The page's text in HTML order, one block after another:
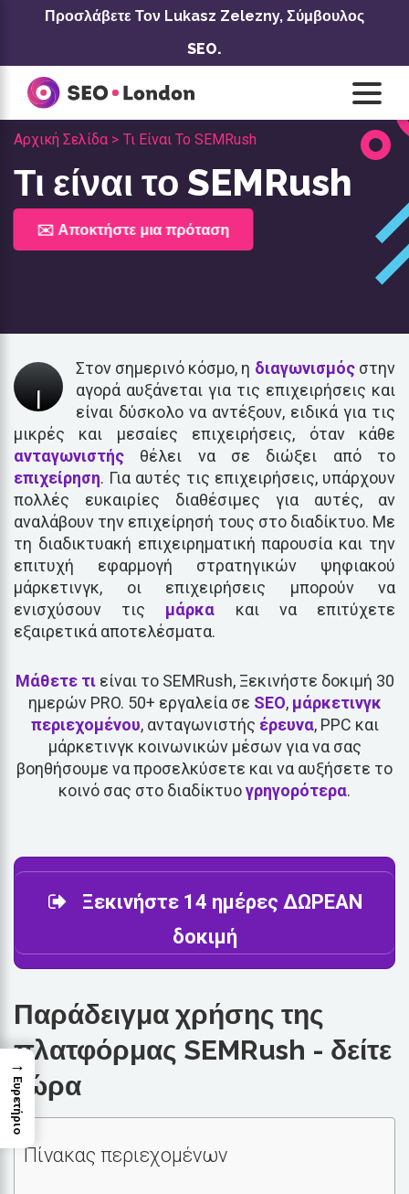
ΜετάβασηΠροσλάβετε Τον Lukasz Zelezny, Σύμβουλος
SEO.
Αρχική Σελίδα > Τι Είναι Το SEMRush
Τι είναι το SEMRush
✉️ Αποκτήστε μια πρόταση
I
Στον σημερινό κόσμο, η διαγωνισμόςστην
αγορά αυξάνεται για τις επιχειρήσεις και
είναι δύσκολο να αντέξουν, ειδικά για τις
μικρές και μεσαίες επιχειρήσεις, όταν κάθε
ανταγωνιστής θέλει να σε διώξει από το
επιχείρηση. Για αυτές τις επιχειρήσεις, υπάρχουν
πολλές ευκαιρίες διαθέσιμες για αυτές, αν
αναλάβουν την επιχείρησή τους στο διαδίκτυο. Με
τη διαδικτυακή επιχειρηματική παρουσία και την
επιτυχή εφαρμογή στρατηγικών ψηφιακού
μάρκετινγκ, οι επιχειρήσεις μπορούν να
ενισχύσουν τις μάρκα και να επιτύχετε
εξαιρετικά αποτελέσματα.
Μάθετε τιείναι το SEMRush, Ξεκινήστε δοκιμή 30
ημερών PRO. 50+ εργαλεία σε SEO, μάρκετινγκ
περιεχομένου, ανταγωνιστής έρευνα, PPC και
μάρκετινγκ κοινωνικών μέσων για να σας
βοηθήσουμε να προσελκύσετε και να αυξήσετε το
κοινό σας στο διαδίκτυογρηγορότερα.
Ξεκινήστε 14 ημέρες ΔΩΡΕΑΝ
δοκιμή
Παράδειγμα χρήσης της
πλατφόρμας SEMRush - δείτε
τώρα
Πίνακας περιεχομένων
→
Ευρετήριο